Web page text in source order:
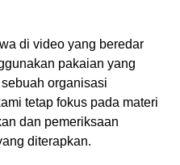
di video yang beredar
pakaian yang
organisasi
tetap fokus pada materi
dan pemeriksaan
diterapkan.